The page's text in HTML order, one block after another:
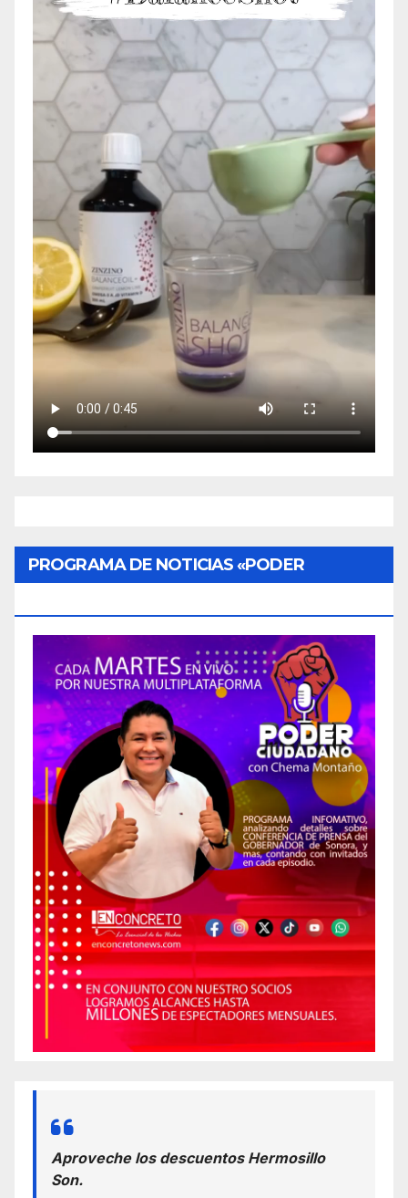
PROGRAMA DE NOTICIAS «PODER
Aproveche los descuentos Hermosillo
Son.